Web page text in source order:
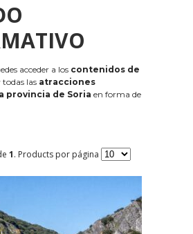
acceder a los contenidos de
todas las atracciones
provincia de Soria en forma de
1. Products por página